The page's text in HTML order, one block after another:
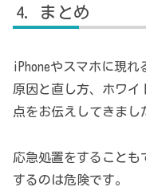
まとめ
iPhoneやスマホに現れ
原因と直し方、ホワイ
点をお伝えしてきまし
応急処置をすることも
するのは危険です。